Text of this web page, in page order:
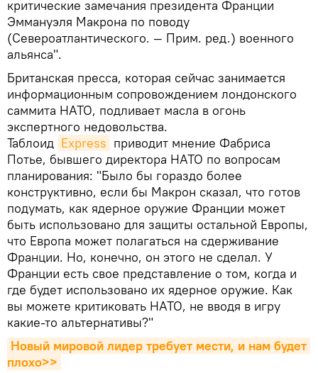
критические замечания президента Франции
Эммануэля Макрона по поводу
(Североатлантического. — Прим. ред.) военного
альянса".
Британская пресса, которая сейчас занимается
информационным сопровождением лондонского
саммита НАТО, подливает масла в огонь
экспертного недовольства.
Таблоид Express приводит мнение Фабриса
Потье, бывшего директора НАТО по вопросам
планирования: "Было бы гораздо более
конструктивно, если бы Макрон сказал, что готов
подумать, как ядерное оружие Франции может
быть использовано для защиты остальной Европы,
что Европа может полагаться на сдерживание
Франции. Но, конечно, он этого не сделал. У
Франции есть свое представление о том, когда и
где будет использовано их ядерное оружие. Как
вы можете критиковать НАТО, не вводя в игру
какие-то альтернативы?"
Новый мировой лидер требует мести, и нам будет
плохо>>